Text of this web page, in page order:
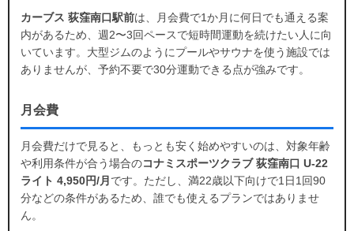
カーブス 荻窪南口駅前は、月会費で1か月に何日でも通える案
内があるため、週2〜3回ペースで短時間運動を続けたい人に向
いています。大型ジムのようにプールやサウナを使う施設では
ありませんが、予約不要で30分運動できる点が強みです。
月会費
月会費だけで見ると、もっとも安く始めやすいのは、対象年齢
や利用条件が合う場合のコナミスポーツクラブ 荻窪南口 U-22
ライト 4,950円/月 です。ただし、満22歳以下向けで1日1回90
分などの条件があるため、誰でも使えるプランではありませ
ん。